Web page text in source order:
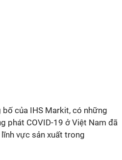
của IHS Markit, có những
phát COVID-19 ở Việt Nam đã
vực sản xuất trong